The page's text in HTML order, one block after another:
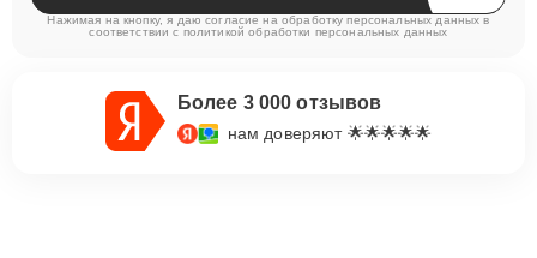
Нажимая на кнопку, я даю согласие на обработку персональных данных в
соответствии с политикой обработки персональных данных
Более 3 000 отзывов
нам доверяют 🌟🌟🌟🌟🌟